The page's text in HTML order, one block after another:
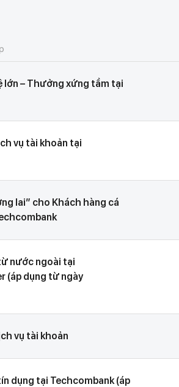
lớn – Thưởng xứng tầm tại
vụ tài khoản tại
lai” cho Khách hàng cá
nước ngoài tại
(áp dụng từ ngày
vụ tài khoản
dụng tại Techcombank (áp